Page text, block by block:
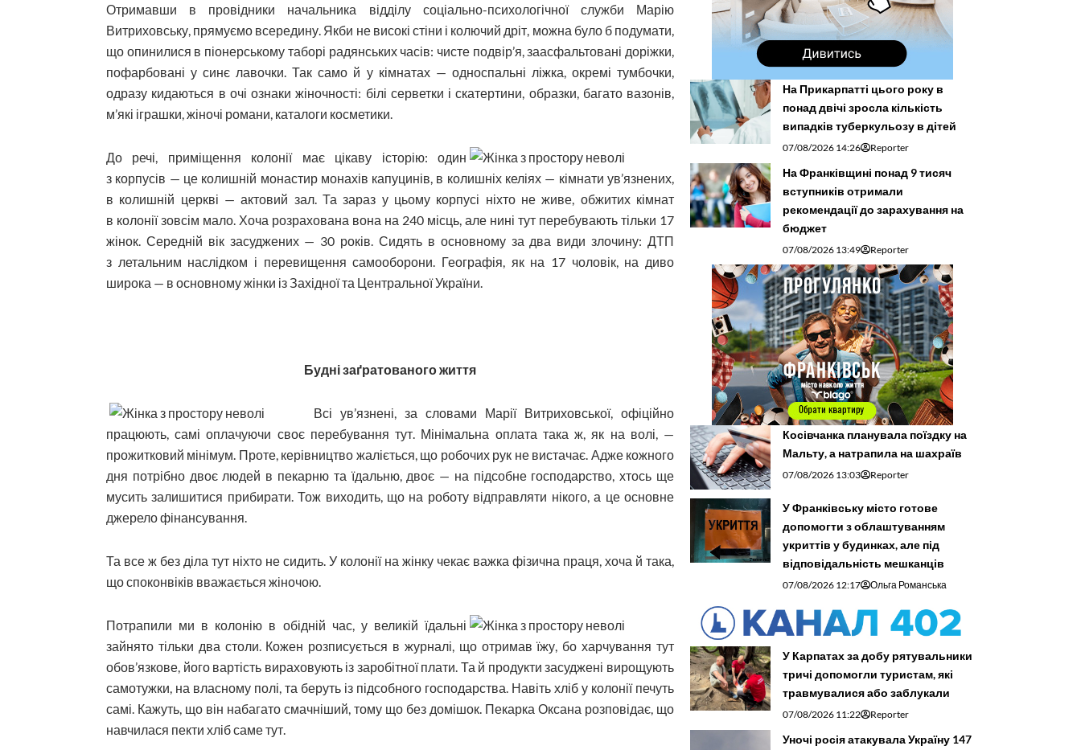
Отримавши в провідники начальника відділу соціально-психологічної служби Марію
Витриховську, прямуємо всередину. Якби не високі стіни і колючий дріт, можна було б подумати,
що опинилися в піонерському таборі радянських часів: чисте подвір’я, заасфальтовані доріжки,
пофарбовані у синє лавочки. Так само й у кімнатах — односпальні ліжка, окремі тумбочки,
одразу кидаються в очі ознаки жіночності: білі серветки і скатертини, образки, багато вазонів,
м’які іграшки, жіночі романи, каталоги косметики.
До речі, приміщення колонії має цікаву історію: один
з корпусів — це колишній монастир монахів капуцинів, в колишніх келіях — кімнати ув’язнених,
в колишній церкві — актовий зал. Та зараз у цьому корпусі ніхто не живе, обжитих кімнат
в колонії зовсім мало. Хоча розрахована вона на 240 місць, але нині тут перебувають тільки 17
жінок. Середній вік засуджених — 30 років. Сидять в основному за два види злочину: ДТП
з летальним наслідком і перевищення самооборони. Географія, як на 17 чоловік, на диво
широка — в основному жінки із Західної та Центральної України.
Будні заґратованого життя
Всі ув’язнені, за словами Марії Витриховської, офіційно
працюють, самі оплачуючи своє перебування тут. Мінімальна оплата така ж, як на волі, —
прожитковий мінімум. Проте, керівництво жаліється, що робочих рук не вистачає. Адже кожного
дня потрібно двоє людей в пекарню та їдальню, двоє — на підсобне господарство, хтось ще
мусить залишитися прибирати. Тож виходить, що на роботу відправляти нікого, а це основне
джерело фінансування.
Та все ж без діла тут ніхто не сидить. У колонії на жінку чекає важка фізична праця, хоча й така,
що споконвіків вважається жіночою.
Потрапили ми в колонію в обідній час, у великій їдальні
зайнято тільки два столи. Кожен розписується в журналі, що отримав їжу, бо харчування тут
обов’язкове, його вартість вираховують із заробітної плати. Та й продукти засуджені вирощують
самотужки, на власному полі, та беруть із підсобного господарства. Навіть хліб у колонії печуть
самі. Кажуть, що він набагато смачніший, тому що без домішок. Пекарка Оксана розповідає, що
навчилася пекти хліб саме тут.
На Прикарпатті цього року в
понад двічі зросла кількість
випадків туберкульозу в дітей
07/08/2026 14:26 Reporter
На Франківщині понад 9 тисяч
вступників отримали
рекомендації до зарахування на
бюджет
07/08/2026 13:49 Reporter
Косівчанка планувала поїздку на
Мальту, а натрапила на шахраїв
07/08/2026 13:03 Reporter
У Франківську місто готове
допомогти з облаштуванням
укриттів у будинках, але під
відповідальність мешканців
07/08/2026 12:17 Ольга Романська
У Карпатах за добу рятувальники
тричі допомогли туристам, які
травмувалися або заблукали
07/08/2026 11:22 Reporter
Уночі росія атакувала Україну 147